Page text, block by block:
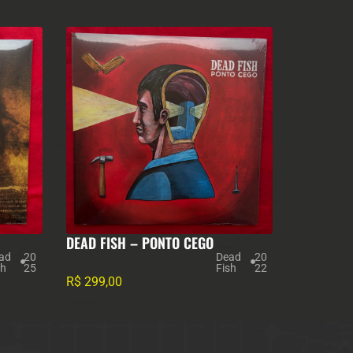
20
25
DEAD FISH – PONTO CEGO
Dead
Fish
20
22
R$ 299,00